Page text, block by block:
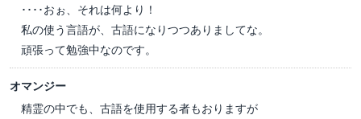
････おぉ、それは何より！
私の使う言語が、古語になりつつありましてな。
頑張って勉強中なのです。
オマンジー
精霊の中でも、古語を使用する者もおりますが